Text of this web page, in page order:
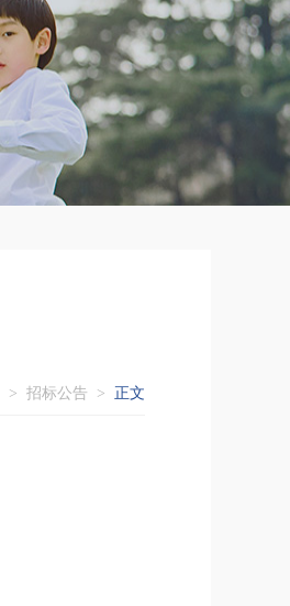
> 招标公告 > 正文